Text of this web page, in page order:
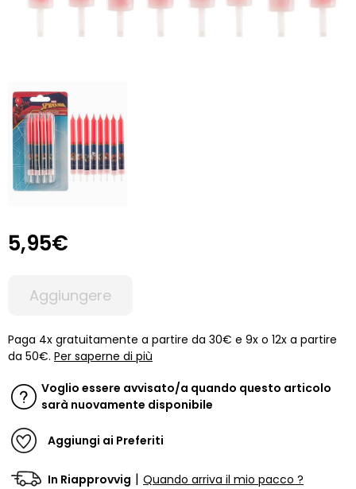
5,95€
Aggiungere
Paga 4x gratuitamente a partire da 30€ e 9x o 12x a partire
da 50€. Per saperne di più
Voglio essere avvisato/a quando questo articolo
sarà nuovamente disponibile
Aggiungi ai Preferiti
In Riapprovvig | Quando arriva il mio pacco ?